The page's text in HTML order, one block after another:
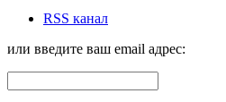
RSS канал
или введите ваш email адрес: